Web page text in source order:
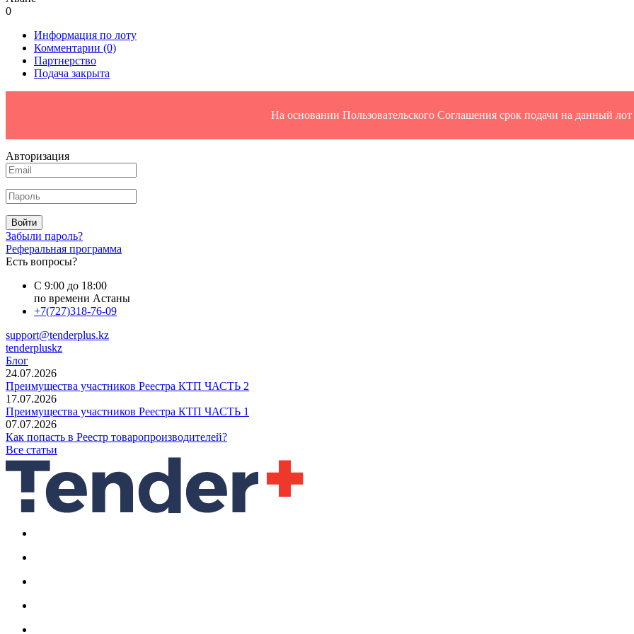
0
Информация по лоту
Комментарии (0)
Партнерство
Подача закрыта
На основании Пользовательского Соглашения срок подачи на данный лот
Авторизация
Войти
Забыли пароль?
Реферальная программа
Есть вопросы?
С 9:00 до 18:00
по времени Астаны
+7(727)318-76-09
support@tenderplus.kz
tenderpluskz
Блог
24.07.2026
Преимущества участников Реестра КТП ЧАСТЬ 2
17.07.2026
Преимущества участников Реестра КТП ЧАСТЬ 1
07.07.2026
Как попасть в Реестр товаропроизводителей?
Все статьи